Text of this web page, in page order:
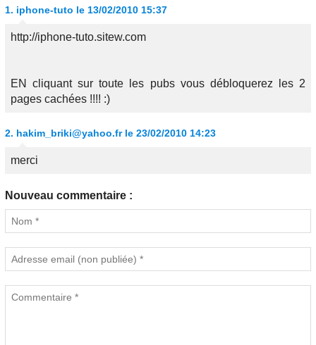
1. iphone-tuto le 13/02/2010 15:37
http://iphone-tuto.sitew.com
EN cliquant sur toute les pubs vous débloquerez les 2
pages cachées !!!! :)
2. hakim_briki@yahoo.fr le 23/02/2010 14:23
merci
Nouveau commentaire :